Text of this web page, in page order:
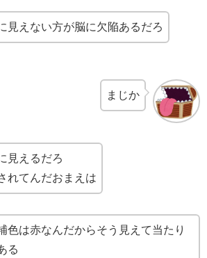
見えない方が脳に欠陥あるだろ
まじか
見えるだろ
れてんだおまえは
色は赤なんだからそう見えて当たり
る